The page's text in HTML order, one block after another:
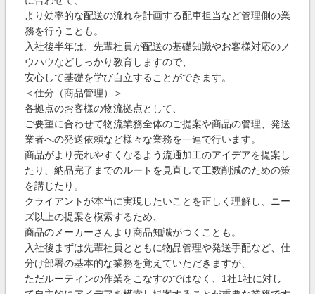
より効率的な配送の流れを計画する配車担当など管理側の業
務を行うことも。
入社後半年は、先輩社員が配送の基礎知識やお客様対応のノ
ウハウなどしっかり教育しますので、
安心して基礎を学び自立することができます。
＜仕分（商品管理）＞
各拠点のお客様の物流拠点として、
ご要望に合わせて物流業務全体のご提案や商品の管理、発送
業者への発送依頼など様々な業務を一連で行います。
商品がより売れやすくなるよう流通加工のアイデアを提案し
たり、納品完了までのルートを見直して工数削減のための策
を講じたり。
クライアントが本当に実現したいことを正しく理解し、ニー
ズ以上の提案を模索するため、
商品のメーカーさんより商品知識がつくことも。
入社後まずは先輩社員とともに物品管理や発送手配など、仕
分け部署の基本的な業務を覚えていただきますが、
ただルーティンの作業をこなすのではなく、1社1社に対し